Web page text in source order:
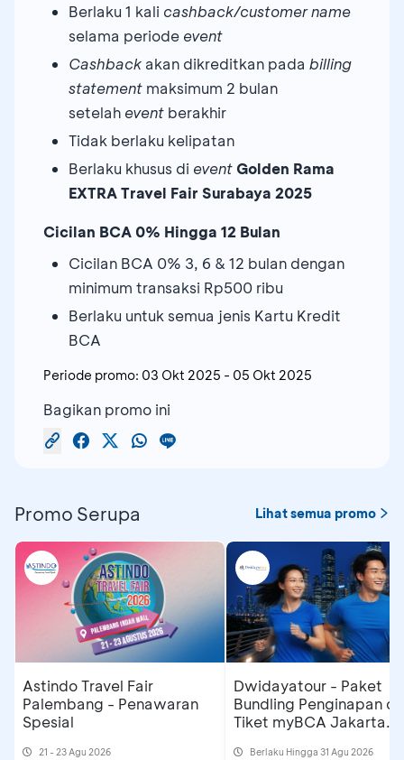
Berlaku 1 kali cashback/customer name
selama periode event
Cashback akan dikreditkan pada billing
statement maksimum 2 bulan
setelah event berakhir
Tidak berlaku kelipatan
Berlaku khusus di event Golden Rama
EXTRA Travel Fair Surabaya 2025
Cicilan BCA 0% Hingga 12 Bulan
Cicilan BCA 0% 3, 6 & 12 bulan dengan
minimum transaksi Rp500 ribu
Berlaku untuk semua jenis Kartu Kredit
BCA
Periode promo: 03 Okt 2025 - 05 Okt 2025
Bagikan promo ini
Promo Serupa Lihat semua promo
Astindo Travel Fair
Palembang - Penawaran
Spesial
21 - 23 Agu 2026
Dwidayatour - Paket
Bundling Penginapan
Tiket myBCA Jakarta
Berlaku Hingga 31 Agu 2026